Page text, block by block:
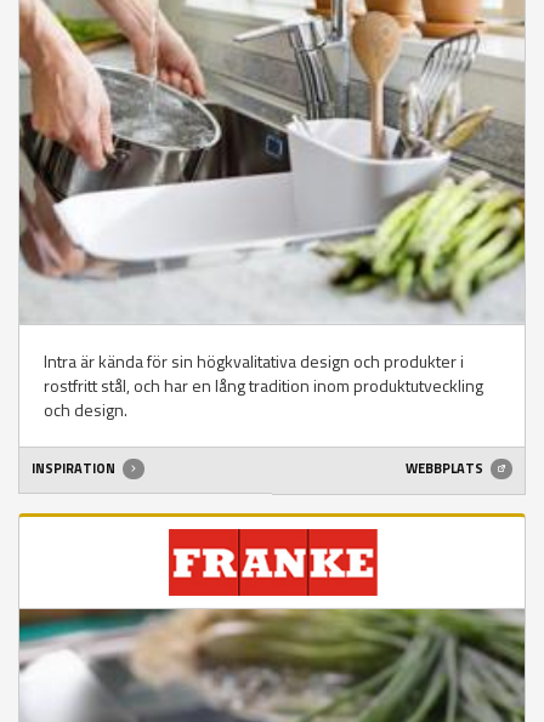
Intra är kända för sin högkvalitativa design och produkter i
rostfritt stål, och har en lång tradition inom produktutveckling
och design.
INSPIRATION WEBBPLATS